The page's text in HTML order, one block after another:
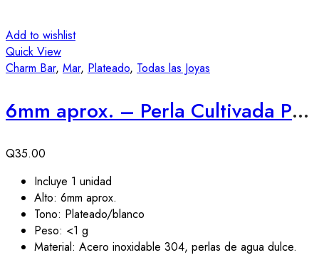
Add to wishlist
Quick View
Charm Bar, Mar, Plateado, Todas las Joyas
6mm aprox. – Perla Cultivada Plateada
Q35.00
Incluye 1 unidad
Alto: 6mm aprox.
Tono: Plateado/blanco
Peso: <1 g
Material: Acero inoxidable 304, perlas de agua dulce.